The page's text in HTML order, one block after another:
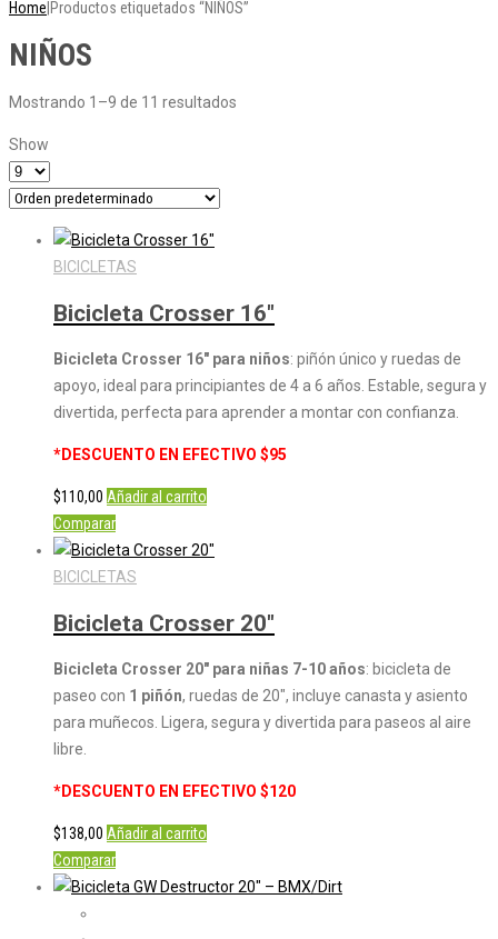
Home Productos etiquetados “NIÑOS”
NIÑOS
Mostrando 1–9 de 11 resultados
Show
BICICLETAS
Bicicleta Crosser 16″
Bicicleta Crosser 16″ para niños: piñón único y ruedas de
apoyo, ideal para principiantes de 4 a 6 años. Estable, segura y
divertida, perfecta para aprender a montar con confianza.
*DESCUENTO EN EFECTIVO $95
$110,00 Añadir al carrito
Comparar
BICICLETAS
Bicicleta Crosser 20″
Bicicleta Crosser 20″ para niñas 7-10 años: bicicleta de
paseo con 1 piñón, ruedas de 20″, incluye canasta y asiento
para muñecos. Ligera, segura y divertida para paseos al aire
libre.
*DESCUENTO EN EFECTIVO $120
$138,00 Añadir al carrito
Comparar